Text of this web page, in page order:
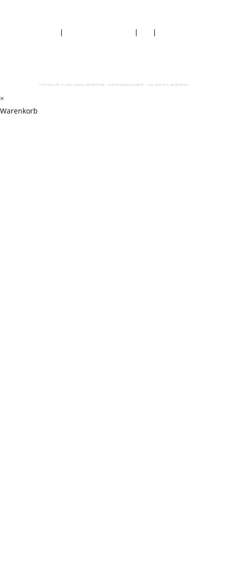
COPYRIGHT © 2024 LUKAS SCHRÖTER - EVENTMANAGEMENT - ALL RIGHTS RESERVED.
×
Warenkorb